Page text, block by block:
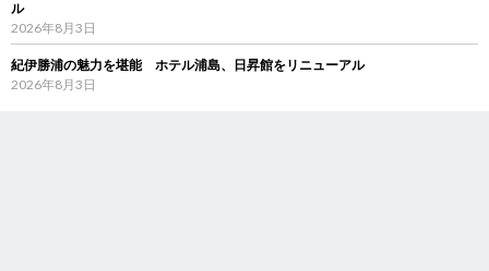
ル
2026年8月3日
紀伊勝浦の魅力を堪能 ホテル浦島、日昇館をリニューアル
2026年8月3日